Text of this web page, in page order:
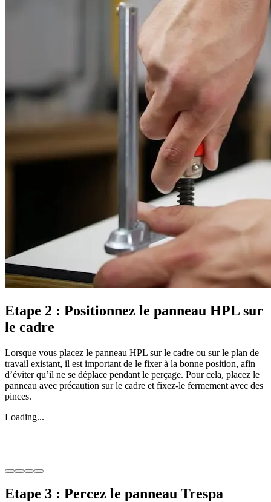
Etape 2 : Positionnez le panneau HPL sur
le cadre
Lorsque vous placez le panneau HPL sur le cadre ou sur le plan de
travail existant, il est important de le fixer à la bonne position, afin
d’éviter qu’il ne se déplace pendant le perçage. Pour cela, placez le
panneau avec précaution sur le cadre et fixez-le fermement avec des
pinces.
Loading...
Etape 3 : Percez le panneau Trespa